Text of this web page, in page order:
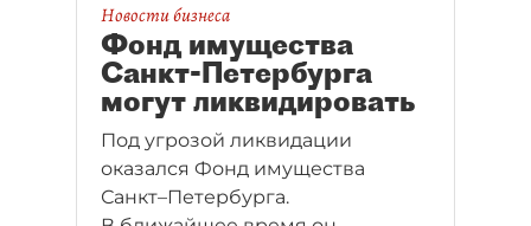
Новости бизнеса
Фонд имущества
Санкт-Петербурга
могут ликвидировать
Под угрозой ликвидации
оказался Фонд имущества
Санкт–Петербурга.